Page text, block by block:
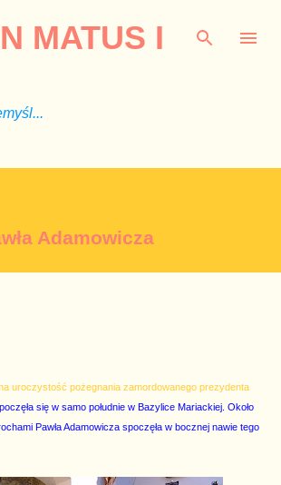
MATUS I
Adamowicza
uroczystość pożegnania zamordowanego prezydenta
się w samo południe w Bazylice Mariackiej. Około
Pawła Adamowicza spoczęła w bocznej nawie tego